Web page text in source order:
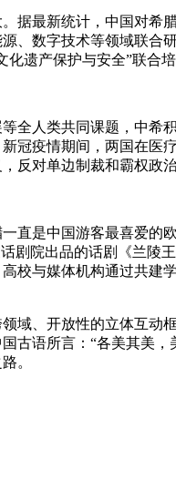
最新统计，中国对希
、数字技术等领域联合
化遗产保护与安全”联
人类共同课题，中希积
冠疫情期间，两国在
反对单边制裁和霸权政
是中国游客最喜爱的
剧院出品的话剧《兰
校与媒体机构通过共
、开放性的立体互动
古语所言：“各美其美
。